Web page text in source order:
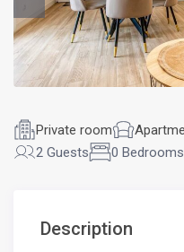
Private room
2 Guests
0 Bedrooms
Description